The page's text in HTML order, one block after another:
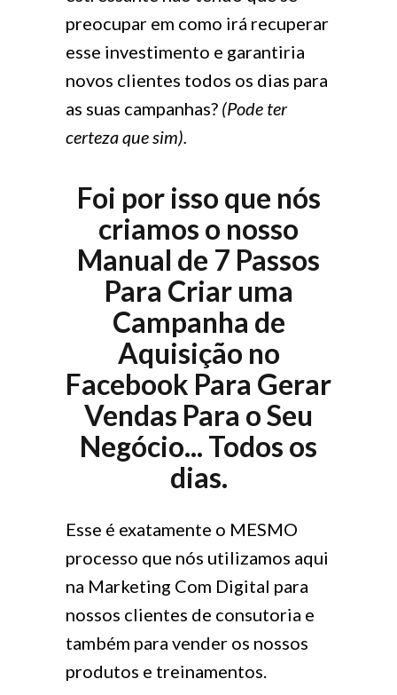
preocupar em como irá recuperar
esse investimento e garantiria
novos clientes todos os dias para
as suas campanhas? (Pode ter
certeza que sim).
Foi por isso que nós
criamos o nosso
Manual de 7 Passos
Para Criar uma
Campanha de
Aquisição no
Facebook Para Gerar
Vendas Para o Seu
Negócio... Todos os
dias.
Esse é exatamente o MESMO
processo que nós utilizamos aqui
na Marketing Com Digital para
nossos clientes de consutoria e
também para vender os nossos
produtos e treinamentos.